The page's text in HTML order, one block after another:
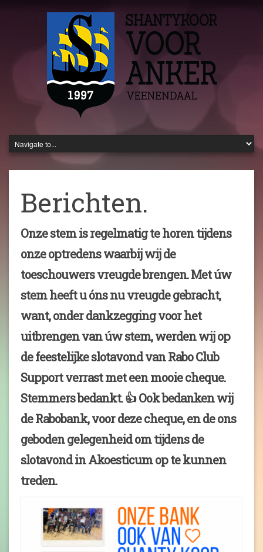
Berichten.
Onze stem is regelmatig te horen tijdens
onze optredens waarbij wij de
toeschouwers vreugde brengen. Met úw
stem heeft u óns nu vreugde gebracht,
want, onder dankzegging voor het
uitbrengen van úw stem, werden wij op
de feestelijke slotavond van Rabo Club
Support verrast met een mooie cheque.
Stemmers bedankt. 👍 Ook bedanken wij
de Rabobank, voor deze cheque, en de ons
geboden gelegenheid om tijdens de
slotavond in Akoesticum op te kunnen
treden.